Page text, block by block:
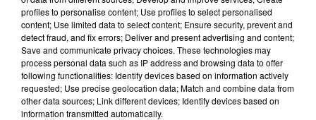
présente.
13h43
13h43 13h39
13h39
profiles to personalise content; Use profiles to select personalised
content; Use limited data to select content; Ensure security, prevent and
detect fraud, and fix errors; Deliver and present advertising and content;
Save and communicate privacy choices. These technologies may
process personal data such as IP address and browsing data to offer
following functionalities: Identify devices based on information actively
requested; Use precise geolocation data; Match and combine data from
other data sources; Link different devices; Identify devices based on
information transmitted automatically.